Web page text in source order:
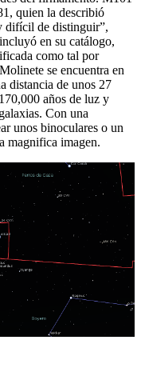
quien la describió
difícil de distinguir”,
en su catálogo,
como tal por
se encuentra en
distancia de unos 27
años de luz y
Con una
unos binoculares o un
magnifica imagen.